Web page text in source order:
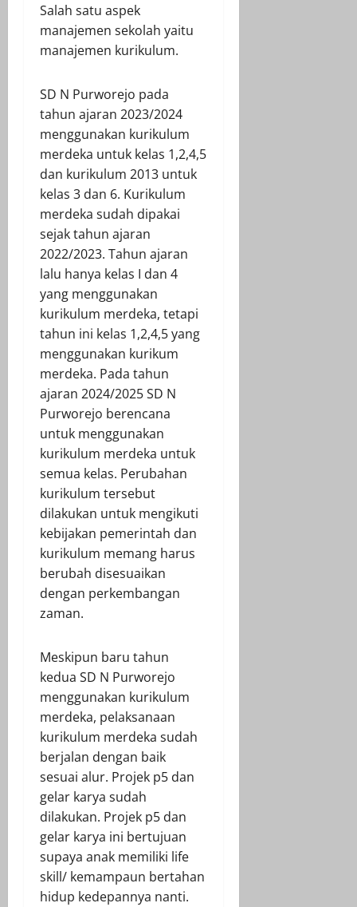
Salah satu aspek
manajemen sekolah yaitu
manajemen kurikulum.
SD N Purworejo pada
tahun ajaran 2023/2024
menggunakan kurikulum
merdeka untuk kelas 1,2,4,5
dan kurikulum 2013 untuk
kelas 3 dan 6. Kurikulum
merdeka sudah dipakai
sejak tahun ajaran
2022/2023. Tahun ajaran
lalu hanya kelas I dan 4
yang menggunakan
kurikulum merdeka, tetapi
tahun ini kelas 1,2,4,5 yang
menggunakan kurikum
merdeka. Pada tahun
ajaran 2024/2025 SD N
Purworejo berencana
untuk menggunakan
kurikulum merdeka untuk
semua kelas. Perubahan
kurikulum tersebut
dilakukan untuk mengikuti
kebijakan pemerintah dan
kurikulum memang harus
berubah disesuaikan
dengan perkembangan
zaman.
Meskipun baru tahun
kedua SD N Purworejo
menggunakan kurikulum
merdeka, pelaksanaan
kurikulum merdeka sudah
berjalan dengan baik
sesuai alur. Projek p5 dan
gelar karya sudah
dilakukan. Projek p5 dan
gelar karya ini bertujuan
supaya anak memiliki life
skill/ kemampaun bertahan
hidup kedepannya nanti.